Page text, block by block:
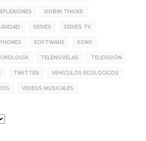
ROBIN THICKE
SERIES SERIES TV
SOFTWARE SONY
TELENOVELAS TELEVISIÓN
TWITTER VEHÍCULOS ECOLÓGICOS
VIDEOS MUSICALES